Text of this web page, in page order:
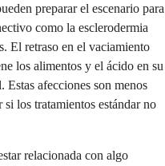
preparar el escenario para
como la esclerodermia
El retraso en el vaciamiento
los alimentos y el ácido en su
Estas afecciones son menos
los tratamientos estándar no
relacionada con algo